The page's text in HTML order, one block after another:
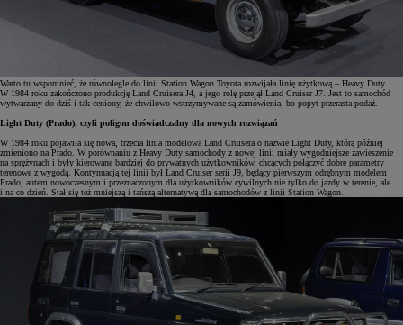
Warto tu wspomnieć, że równolegle do linii Station Wagon Toyota rozwijała linię użytkową – Heavy Duty.
W 1984 roku zakończono produkcję Land Cruisera J4, a jego rolę przejął Land Cruiser J7. Jest to samochód
wytwarzany do dziś i tak ceniony, że chwilowo wstrzymywane są zamówienia, bo popyt przerasta podaż.
Light Duty (Prado), czyli poligon doświadczalny dla nowych rozwiązań
W 1984 roku pojawiła się nowa, trzecia linia modelowa Land Cruisera o nazwie Light Duty, którą później
zmieniono na Prado. W porównaniu z Heavy Duty samochody z nowej linii miały wygodniejsze zawieszenie
na sprężynach i były kierowane bardziej do prywatnych użytkowników, chcących połączyć dobre parametry
terenowe z wygodą. Kontynuacją tej linii był Land Cruiser serii J9, będący pierwszym odrębnym modelem
Prado, autem nowoczesnym i przeznaczonym dla użytkowników cywilnych nie tylko do jazdy w terenie, ale
i na co dzień. Stał się też mniejszą i tańszą alternatywą dla samochodów z linii Station Wagon.